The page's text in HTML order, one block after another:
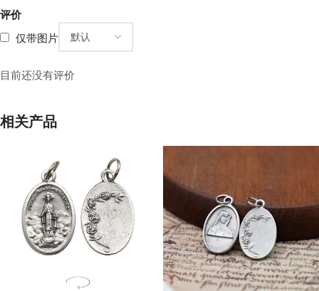
评价
仅带图片
目前还没有评价
相关产品